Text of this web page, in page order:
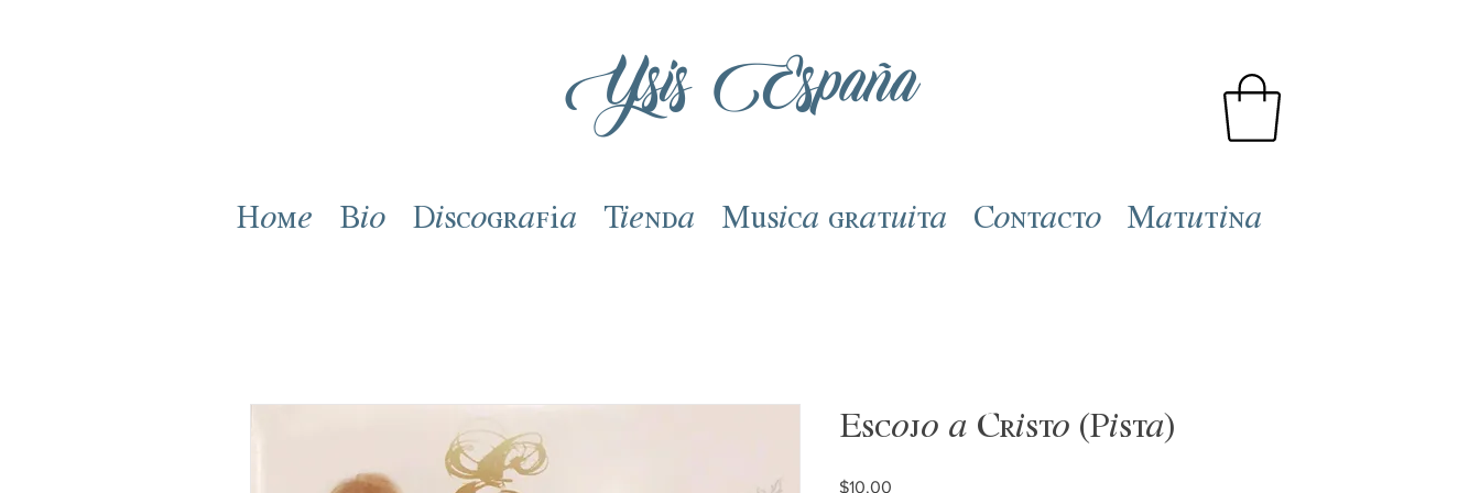
Ysis España
Home Bio Discografía Tienda Música gratuita Contacto Matutina
Escojo a Cristo (Pista)
$10.00